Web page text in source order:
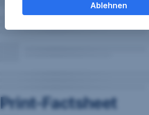
Print-Factsheet
Ablehnen